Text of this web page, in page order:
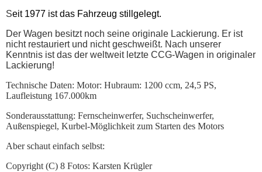
Seit 1977 ist das Fahrzeug stillgelegt.
Der Wagen besitzt noch seine originale Lackierung. Er ist
nicht restauriert und nicht geschweißt. Nach unserer
Kenntnis ist das der weltweit letzte CCG-Wagen in originaler
Lackierung!
Technische Daten: Motor: Hubraum: 1200 ccm, 24,5 PS,
Laufleistung 167.000km
Sonderausstattung: Fernscheinwerfer, Suchscheinwerfer,
Außenspiegel, Kurbel-Möglichkeit zum Starten des Motors
Aber schaut einfach selbst:
Copyright (C) 8 Fotos: Karsten Krügler